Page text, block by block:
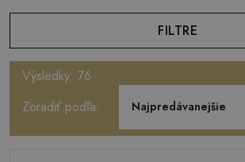
FILTRE
Výsledky: 76
Zoradiť podľa:
Najpredávanejšie